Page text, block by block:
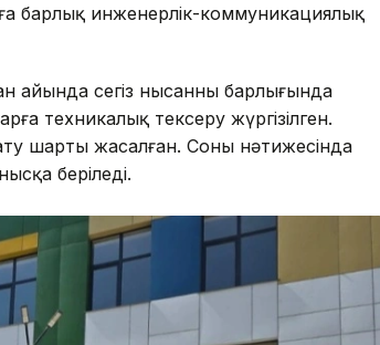
барлық инженерлік-коммуникациялық
айында сегіз нысанның барлығында
техникалық тексеру жүргізілген.
шарты жасалған. Соның нәтижесінда
беріледі.